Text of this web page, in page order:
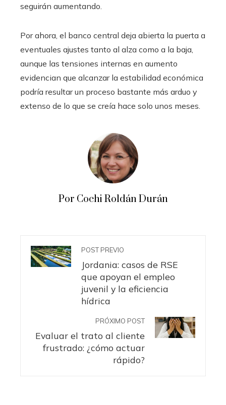
seguirán aumentando.
Por ahora, el banco central deja abierta la puerta a
eventuales ajustes tanto al alza como a la baja,
aunque las tensiones internas en aumento
evidencian que alcanzar la estabilidad económica
podría resultar un proceso bastante más arduo y
extenso de lo que se creía hace solo unos meses.
Por Cochi Roldán Durán
POST PREVIO
Jordania: casos de RSE
que apoyan el empleo
juvenil y la eficiencia
hídrica
PRÓXIMO POST
Evaluar el trato al cliente
frustrado: ¿cómo actuar
rápido?